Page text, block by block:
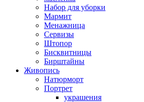
Набор для уборки
Мармит
Менажница
Сервизы
Штопор
Бисквитницы
Бирштайны
Живопись
Натюрморт
Портрет
украшения